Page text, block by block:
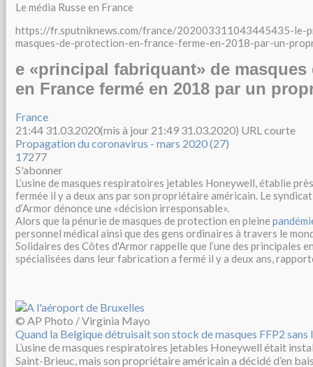
Le média Russe en France
https://fr.sputniknews.com/france/202003311043445435-le-
masques-de-protection-en-france-ferme-en-2018-par-un-
e «principal fabriquant» de
en France fermé en 2018 par un
France
21:44 31.03.2020(mis à jour 21:49 31.03.2020) URL courte
Propagation du coronavirus - mars 2020 (27)
17277
S'abonner
L’usine de masques respiratoires jetables Honeywell, établie
fermée il y a deux ans par son propriétaire américain. Le
d’Armor dénonce une «décision irresponsable».
Alors que la pénurie de masques de protection en pleine
personnel médical ainsi que des gens ordinaires à travers le
Solidaires des Côtes d'Armor rappelle que l’une des principales
spécialisées dans leur fabrication a fermé il y a deux ans,
© AP Photo / Virginia Mayo
Quand la Belgique détruisait son stock de masques FFP2 sans
L’usine de masques respiratoires jetables Honeywell était
Saint-Brieuc, mais son propriétaire américain a décidé d’en